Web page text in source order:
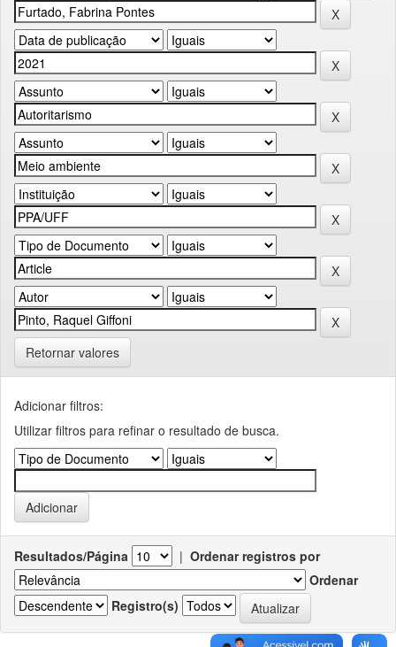
Retornar valores
Adicionar filtros:
Utilizar filtros para refinar o resultado de busca.
Resultados/Página | Ordenar registros por
Ordenar
Registro(s)